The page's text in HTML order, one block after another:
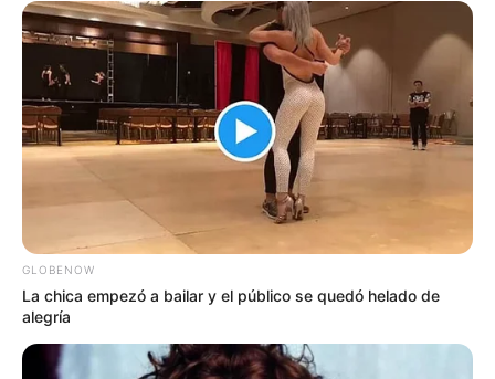
GLOBENOW
La chica empezó a bailar y el público se quedó helado de
alegría